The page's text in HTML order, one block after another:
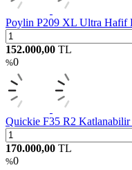
Poylin P209 XL Ultra Hafif
152.000,00 TL
%0
Quickie F35 R2
170.000,00 TL
%0